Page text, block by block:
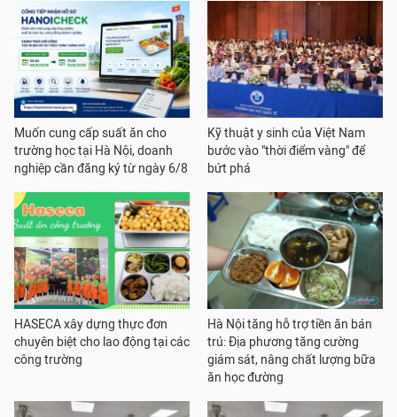
Muốn cung cấp suất ăn cho
trường học tại Hà Nội, doanh
nghiệp cần đăng ký từ ngày 6/8
Kỹ thuật y sinh của Việt Nam
bước vào "thời điểm vàng" để
bứt phá
HASECA xây dựng thực đơn
chuyên biệt cho lao động tại các
công trường
Hà Nội tăng hỗ trợ tiền ăn bán
trú: Địa phương tăng cường
giám sát, nâng chất lượng bữa
ăn học đường